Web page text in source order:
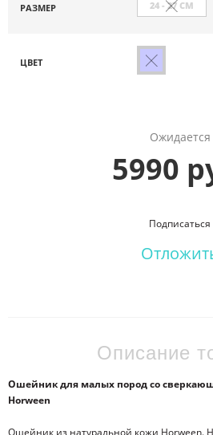
РАЗМЕР 24 - 27 СМ
ЦВЕТ
Ожидается
5990
Подписаться
Описание
Ошейник для малых пород со
Horween
Ошейник из натуральной кожи Horween.